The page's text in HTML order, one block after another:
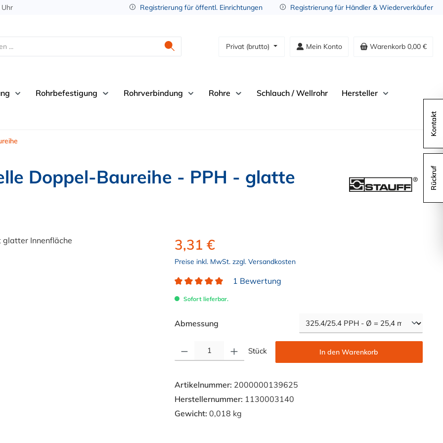
Registrierung für öffentl. Einrichtungen Registrierung für Händler & Wiederverkäufer
Privat (brutto) Mein Konto Warenkorb 0,00 €
Rohrbefestigung Rohrverbindung Rohre Schlauch / Wellrohr Hersteller
Doppel-Baureihe - PPH - glatte
3,31 €
Preise inkl. MwSt. zzgl. Versandkosten
1 Bewertung
Sofort lieferbar.
Abmessungauswählen
Stück In den Warenkorb
Artikelnummer: 2000000139625
Herstellernummer: 1130003140
Gewicht: 0,018 kg
Kontakt
Rückruf